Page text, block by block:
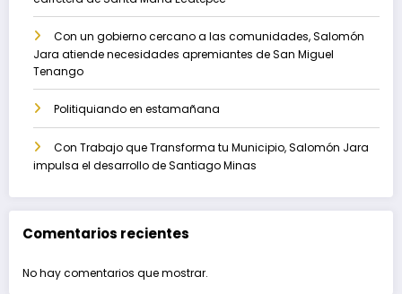
Con un gobierno cercano a las comunidades, Salomón
Jara atiende necesidades apremiantes de San Miguel
Tenango
Politiquiando en estamañana
Con Trabajo que Transforma tu Municipio, Salomón Jara
impulsa el desarrollo de Santiago Minas
Comentarios recientes
No hay comentarios que mostrar.